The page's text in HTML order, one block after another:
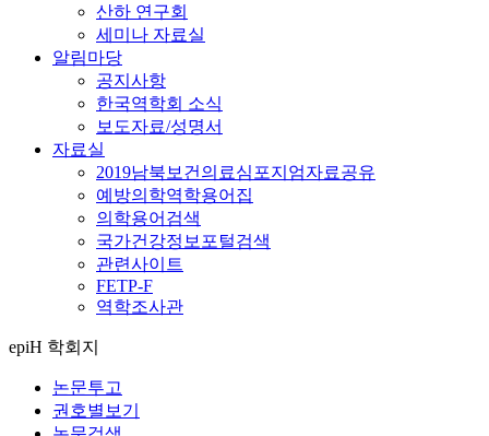
산하 연구회
세미나 자료실
알림마당
공지사항
한국역학회 소식
보도자료/성명서
자료실
2019남북보건의료심포지엄자료공유
예방의학역학용어집
의학용어검색
국가건강정보포털검색
관련사이트
FETP-F
역학조사관
epiH 학회지
논문투고
권호별보기